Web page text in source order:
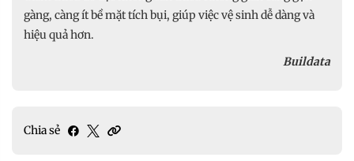
gàng, càng ít bề mặt tích bụi, giúp việc vệ sinh dễ dàng và
hiệu quả hơn.
Buildata
Chia sẻ